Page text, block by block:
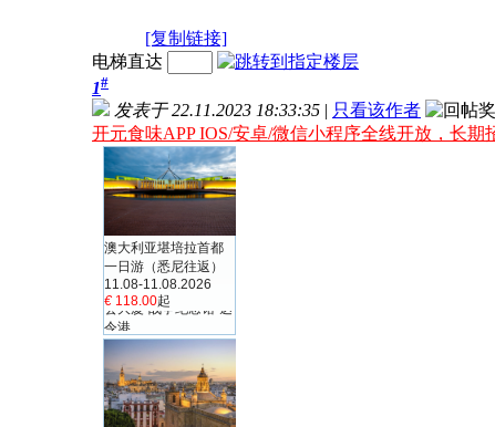
[复制链接]
电梯直达
1#
发表于 22.11.2023 18:33:35 | 只看该作者
开元食味APP IOS/安卓/微信小程序全线开放，长期